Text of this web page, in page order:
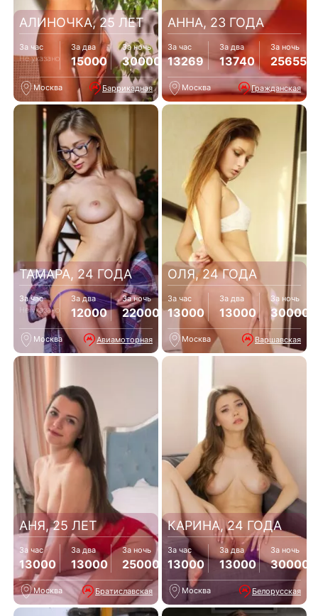
АЛИНОЧКА, 25 ЛЕТ
За час
Не указано
За два
15000
За ночь
30000
Москва Баррикадная
АННА, 23 ГОДА
За час
13269
За два
13740
За ночь
25655
Москва Гражданская
ТАМАРА, 24 ГОДА
За час
Не указано
За два
12000
За ночь
22000
Москва Авиамоторная
ОЛЯ, 24 ГОДА
За час
13000
За два
13000
За ночь
30000
Москва Варшавская
АНЯ, 25 ЛЕТ
За час
13000
За два
13000
За ночь
25000
Москва Братиславская
КАРИНА, 24 ГОДА
За час
13000
За два
13000
За ночь
30000
Москва Белорусская